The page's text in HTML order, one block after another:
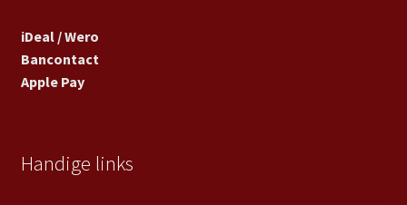
iDeal / Wero
Bancontact
Apple Pay
Handige links